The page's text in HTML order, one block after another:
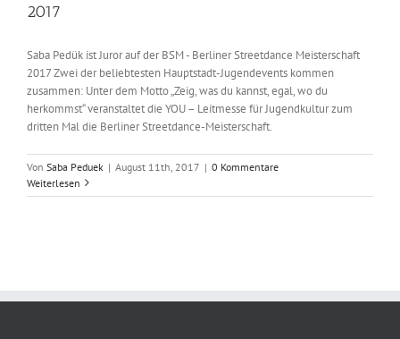
2017
Saba Pedük ist Juror auf der BSM - Berliner Streetdance Meisterschaft
2017 Zwei der beliebtesten Hauptstadt-Jugendevents kommen
zusammen: Unter dem Motto „Zeig, was du kannst, egal, wo du
herkommst“ veranstaltet die YOU – Leitmesse für Jugendkultur zum
dritten Mal die Berliner Streetdance-Meisterschaft.
Von Saba Peduek | August 11th, 2017 | 0 Kommentare
Weiterlesen